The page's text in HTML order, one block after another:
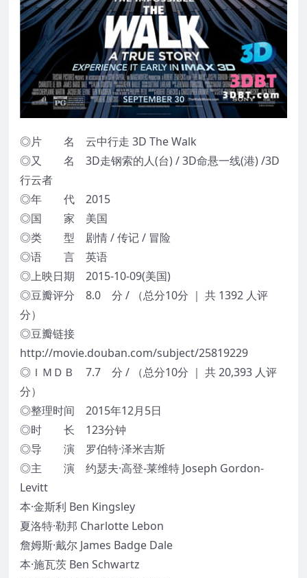
◎片 名 云中行走 3D The Walk
◎又 名 3D走钢索的人(台) / 3D命悬一线(港) /3D
行云者
◎年 代 2015
◎国 家 美国
◎类 型 剧情 / 传记 / 冒险
◎语 言 英语
◎上映日期 2015-10-09(美国)
◎豆瓣评分 8.0 分 / （总分10分 ｜ 共 1392 人评
分）
◎豆瓣链接
http://movie.douban.com/subject/25819229
◎ＩＭＤＢ 7.7 分 / （总分10分 ｜ 共 20,393 人评
分）
◎整理时间 2015年12月5日
◎时 长 123分钟
◎导 演 罗伯特·泽米吉斯
◎主 演 约瑟夫·高登-莱维特 Joseph Gordon-
Levitt
本·金斯利 Ben Kingsley
夏洛特·勒邦 Charlotte Lebon
詹姆斯·戴尔 James Badge Dale
本·施瓦茨 Ben Schwartz